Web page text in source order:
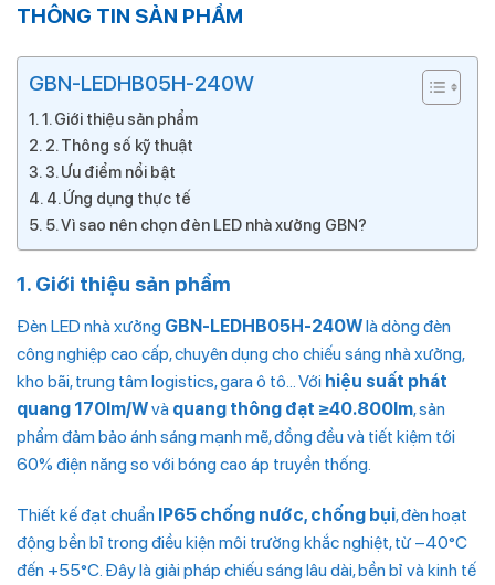
THÔNG TIN SẢN PHẨM
GBN-LEDHB05H-240W
1. Giới thiệu sản phẩm
2. Thông số kỹ thuật
3. Ưu điểm nổi bật
4. Ứng dụng thực tế
5. Vì sao nên chọn đèn LED nhà xưởng GBN?
1. Giới thiệu sản phẩm
Đèn LED nhà xưởng GBN-LEDHB05H-240Wlà dòng đèn
công nghiệp cao cấp, chuyên dụng cho chiếu sáng nhà xưởng,
kho bãi, trung tâm logistics, gara ô tô… Với hiệu suất phát
quang 170lm/Wvà quang thông đạt ≥40.800lm, sản
phẩm đảm bảo ánh sáng mạnh mẽ, đồng đều và tiết kiệm tới
60% điện năng so với bóng cao áp truyền thống.
Thiết kế đạt chuẩn IP65 chống nước, chống bụi, đèn hoạt
động bền bỉ trong điều kiện môi trường khắc nghiệt, từ –40°C
đến +55°C. Đây là giải pháp chiếu sáng lâu dài, bền bỉ và kinh tế